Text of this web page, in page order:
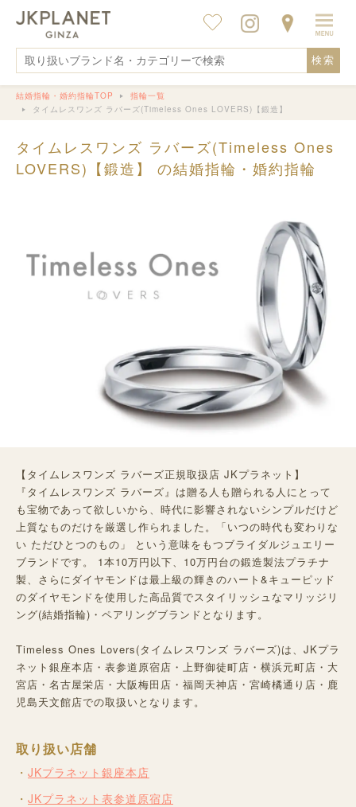
検索
結婚指輪・婚約指輪TOP
指輪一覧
タイムレスワンズ ラバーズ(Timeless Ones LOVERS)【鍛造】
タイムレスワンズ ラバーズ(Timeless Ones
LOVERS)【鍛造】 の結婚指輪・婚約指輪
【タイムレスワンズ ラバーズ正規取扱店 JKプラネット】
『タイムレスワンズ ラバーズ』は贈る人も贈られる人にとって
も宝物であって欲しいから、時代に影響されないシンプルだけど
上質なものだけを厳選し作られました。「いつの時代も変わりな
い ただひとつのもの」 という意味をもつブライダルジュエリー
ブランドです。 1本10万円以下、10万円台の鍛造製法プラチナ
製、さらにダイヤモンドは最上級の輝きのハート&キューピッド
のダイヤモンドを使用した高品質でスタイリッシュなマリッジリ
ング(結婚指輪)・ペアリングブランドとなります。
Timeless Ones Lovers(タイムレスワンズ ラバーズ)は、JKプラ
ネット銀座本店・表参道原宿店・上野御徒町店・横浜元町店・大
宮店・名古屋栄店・大阪梅田店・福岡天神店・宮崎橘通り店・鹿
児島天文館店での取扱いとなります。
取り扱い店舗
JKプラネット銀座本店
JKプラネット表参道原宿店